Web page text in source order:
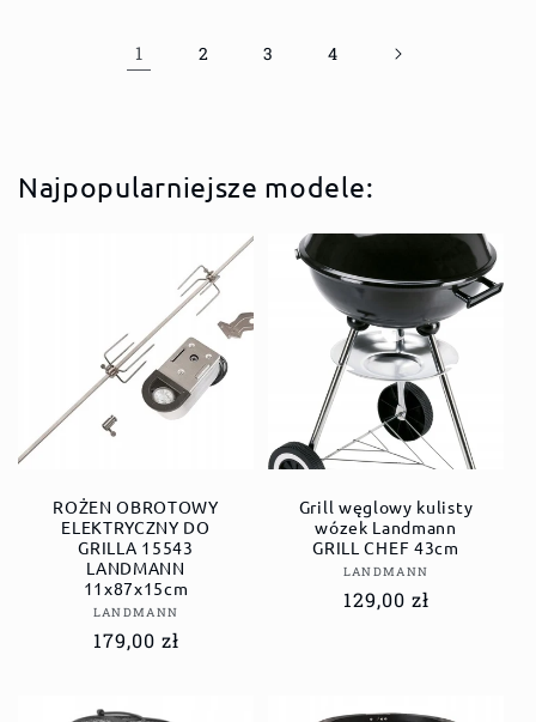
1 2 3 4
Najpopularniejsze modele:
ROŻEN OBROTOWY
ELEKTRYCZNY DO
GRILLA 15543
LANDMANN
11x87x15cm
Dostawca:
LANDMANN
Cena
179,00 zł
Grill węglowy kulisty
wózek Landmann
GRILL CHEF 43cm
Dostawca:
LANDMANN
Cena
129,00 zł